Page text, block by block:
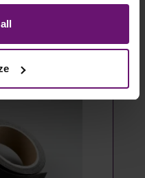
(Ebbinghoff 10, 48624
cannot assign this data
it for its own